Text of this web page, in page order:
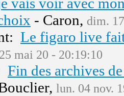
- Caron, dim.
Le figaro live
mai 20 - 20:19:10
Fin des archives
lun. 04 nov.